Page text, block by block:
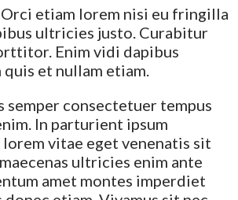
Orci etiam lorem nisi eu fringilla
ultricies justo. Curabitur
Enim vidi dapibus
quis et nullam etiam.
semper consectetuer tempus
In parturient ipsum
vitae eget venenatis sit
ultricies enim ante
amet montes imperdiet